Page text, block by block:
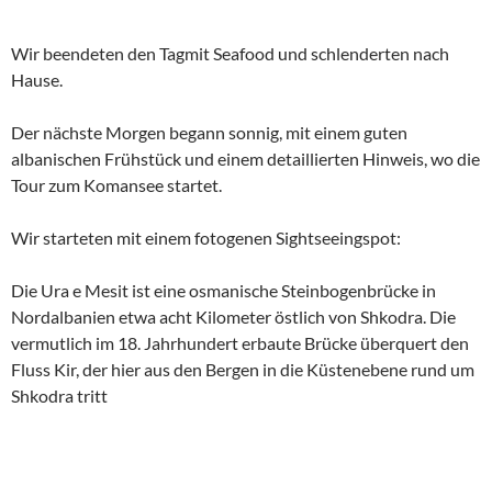
Wir beendeten den Tagmit Seafood und schlenderten nach
Hause.
Der nächste Morgen begann sonnig, mit einem guten
albanischen Frühstück und einem detaillierten Hinweis, wo die
Tour zum Komansee startet.
Wir starteten mit einem fotogenen Sightseeingspot:
Die Ura e Mesit ist eine osmanische Steinbogenbrücke in
Nordalbanien etwa acht Kilometer östlich von Shkodra. Die
vermutlich im 18. Jahrhundert erbaute Brücke überquert den
Fluss Kir, der hier aus den Bergen in die Küstenebene rund um
Shkodra tritt